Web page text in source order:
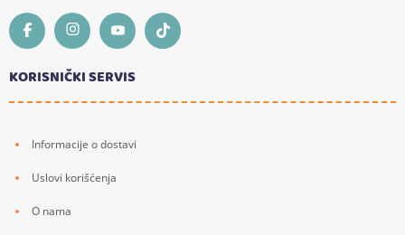
KORISNIČKI SERVIS
Informacije o dostavi
Uslovi korišćenja
O nama